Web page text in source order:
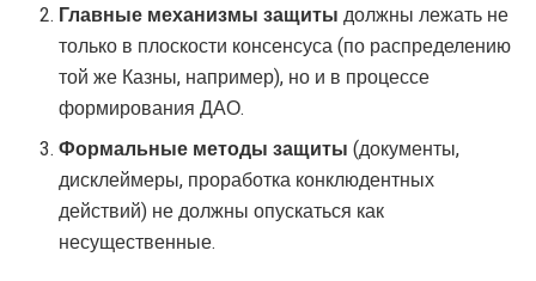
Главные механизмы защиты должны лежать не
только в плоскости консенсуса (по распределению
той же Казны, например), но и в процессе
формирования ДАО.
Формальные методы защиты (документы,
дисклеймеры, проработка конклюдентных
действий) не должны опускаться как
несущественные.